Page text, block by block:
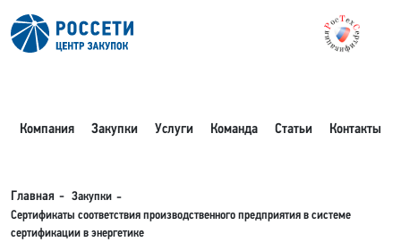
Компания Закупки Услуги Команда Статьи Контакты
Главная
Закупки
Сертификаты соответствия производственного предприятия в системе
сертификации в энергетике